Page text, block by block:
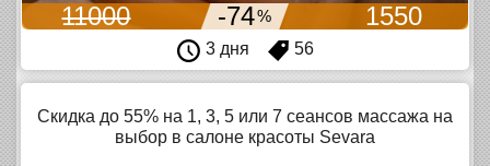
11000 -74% 1550
3 дня 56
Скидка до 55% на 1, 3, 5 или 7 сеансов массажа на
выбор в салоне красоты Sevara